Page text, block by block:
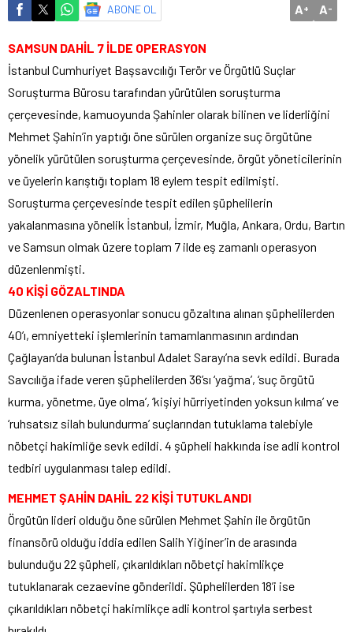
ABONE OL A+ A-
SAMSUN DAHİL 7 İLDE OPERASYON
İstanbul Cumhuriyet Başsavcılığı Terör ve Örgütlü Suçlar
Soruşturma Bürosu tarafından yürütülen soruşturma
çerçevesinde, kamuoyunda Şahinler olarak bilinen ve liderliğini
Mehmet Şahin’in yaptığı öne sürülen organize suç örgütüne
yönelik yürütülen soruşturma çerçevesinde, örgüt yöneticilerinin
ve üyelerin karıştığı toplam 18 eylem tespit edilmişti.
Soruşturma çerçevesinde tespit edilen şüphelilerin
yakalanmasına yönelik İstanbul, İzmir, Muğla, Ankara, Ordu, Bartın
ve Samsun olmak üzere toplam 7 ilde eş zamanlı operasyon
düzenlenmişti.
40 KİŞİ GÖZALTINDA
Düzenlenen operasyonlar sonucu gözaltına alınan şüphelilerden
40’ı, emniyetteki işlemlerinin tamamlanmasının ardından
Çağlayan’da bulunan İstanbul Adalet Sarayı’na sevk edildi. Burada
Savcılığa ifade veren şüphelilerden 36’sı ‘yağma’, ‘suç örgütü
kurma, yönetme, üye olma’, ‘kişiyi hürriyetinden yoksun kılma’ ve
‘ruhsatsız silah bulundurma’ suçlarından tutuklama talebiyle
nöbetçi hakimliğe sevk edildi. 4 şüpheli hakkında ise adli kontrol
tedbiri uygulanması talep edildi.
MEHMET ŞAHİN DAHİL 22 KİŞİ TUTUKLANDI
Örgütün lideri olduğu öne sürülen Mehmet Şahin ile örgütün
finansörü olduğu iddia edilen Salih Yiğiner’in de arasında
bulunduğu 22 şüpheli, çıkarıldıkları nöbetçi hakimlikçe
tutuklanarak cezaevine gönderildi. Şüphelilerden 18’i ise
çıkarıldıkları nöbetçi hakimlikçe adli kontrol şartıyla serbest